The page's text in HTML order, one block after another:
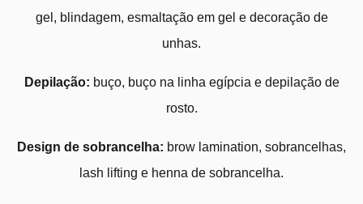
gel, blindagem, esmaltação em gel e decoração de
unhas.
Depilação: buço, buço na linha egípcia e depilação de
rosto.
Design de sobrancelha: brow lamination, sobrancelhas,
lash lifting e henna de sobrancelha.